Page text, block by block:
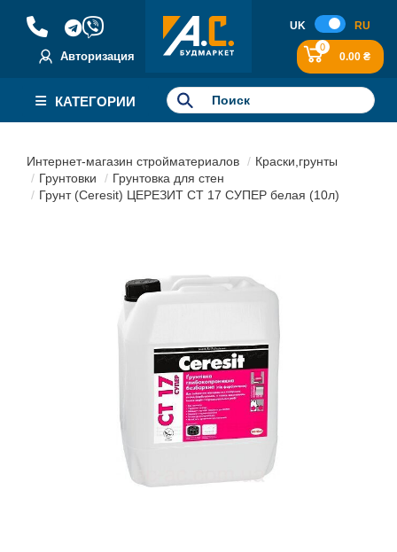
Авторизация
UK RU
0
0.00 ₴
КАТЕГОРИИ
Интернет-магазин стройматериалов
Краски,грунты
Грунтовки
Грунтовка для стен
Грунт (Ceresit) ЦЕРЕЗИТ СТ 17 СУПЕР белая (10л)